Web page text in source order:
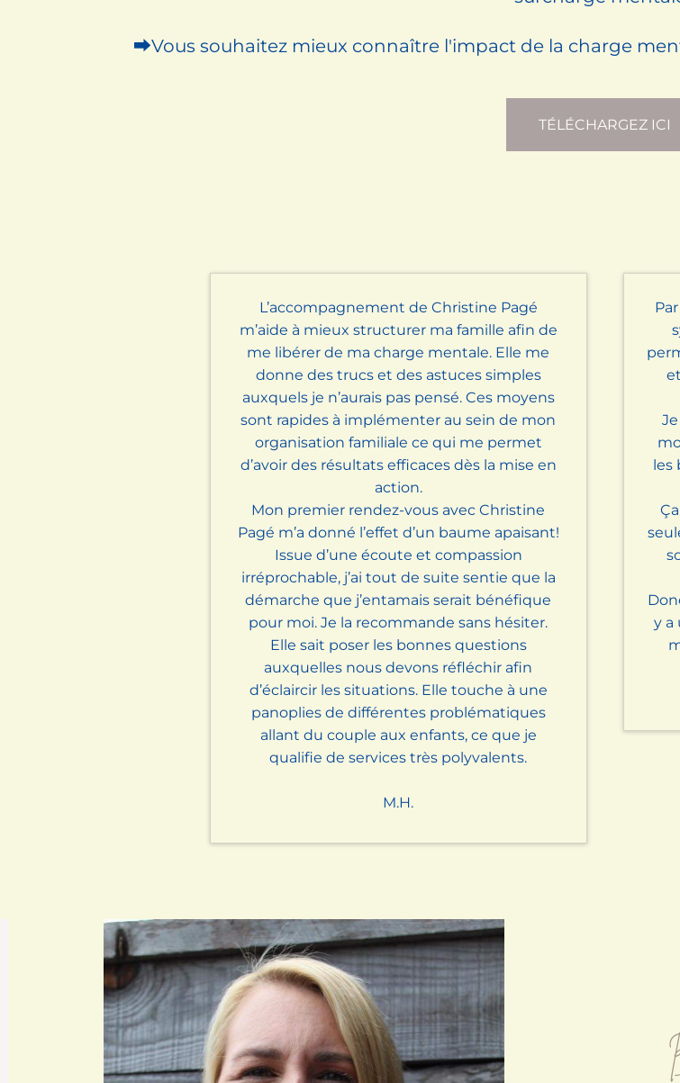
⮕Vous souhaitez mieux connaître l'impact de la charge
TÉLÉCHARGEZ ICI
L’accompagnement de Christine Pagé
m’aide à mieux structurer ma famille afin de
me libérer de ma charge mentale. Elle me
donne des trucs et des astuces simples
auxquels je n’aurais pas pensé. Ces moyens
sont rapides à implémenter au sein de mon
organisation familiale ce qui me permet
d’avoir des résultats efficaces dès la mise en
action.
Mon premier rendez-vous avec Christine
Pagé m’a donné l’effet d’un baume apaisant!
Issue d’une écoute et compassion
irréprochable, j’ai tout de suite sentie que la
démarche que j’entamais serait bénéfique
pour moi. Je la recommande sans hésiter.
Elle sait poser les bonnes questions
auxquelles nous devons réfléchir afin
d’éclaircir les situations. Elle touche à une
panoplies de différentes problématiques
allant du couple aux enfants, ce que je
qualifie de services très polyvalents.
M.H.
les
y a